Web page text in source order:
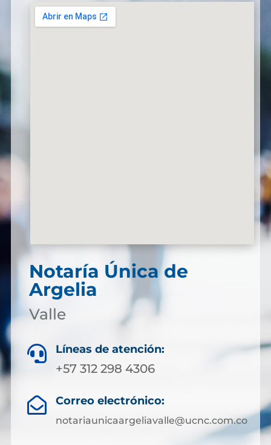
Notaría Única de
Argelia
Valle
 Líneas de atención:
+57 312 298 4306
 Correo electrónico:
notariaunicaargeliavalle@ucnc.com.co